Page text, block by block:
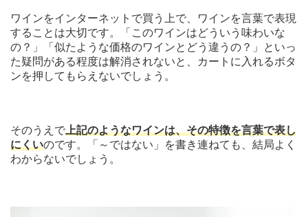
ワインをインターネットで買う上で、ワインを言葉で表現
することは大切です。「このワインはどういう味わいな
の？」「似たような価格のワインとどう違うの？」といっ
た疑問がある程度は解消されないと、カートに入れるボタ
ンを押してもらえないでしょう。
そのうえで上記のようなワインは、その特徴を言葉で表し
にくいのです。「～ではない」を書き連ねても、結局よく
わからないでしょう。